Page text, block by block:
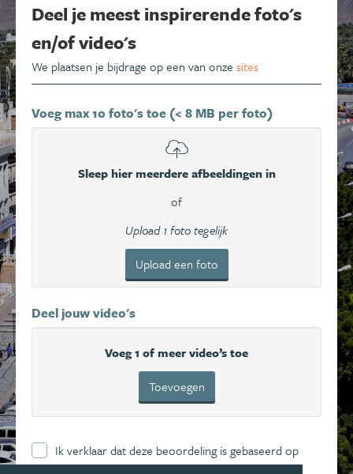
Deel je meest inspirerende foto's
en/of video's
We plaatsen je bijdrage op een van onze sites
Voeg max 10 foto's toe (< 8 MB per foto)
Sleep hier meerdere afbeeldingen in
of
Upload 1 foto tegelijk
Upload een foto
Deel jouw video's
Voeg 1 of meer video’s toe
Toevoegen
Ik verklaar dat deze beoordeling is gebaseerd op
mijn eigen ervaring en ga hierbij akkoord met de